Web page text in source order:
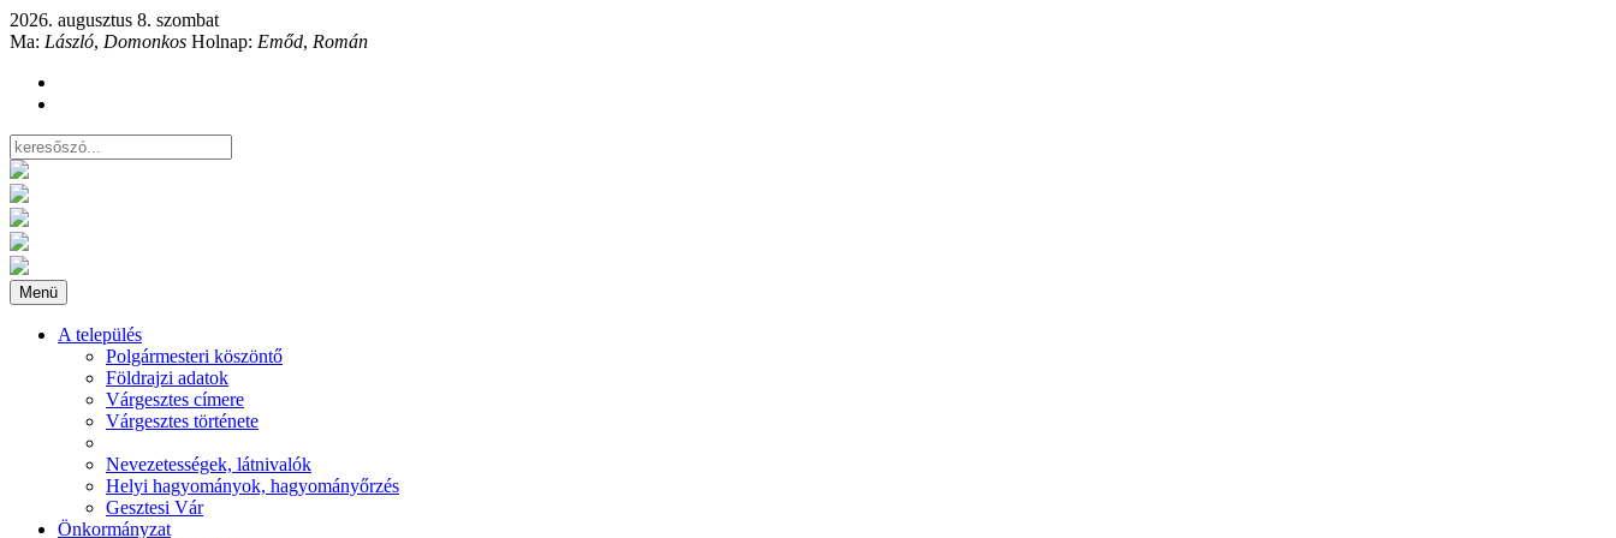
2026. augusztus 8. szombat
Ma: László, Domonkos Holnap: Emőd, Román
Menü
A település
Polgármesteri köszöntő
Földrajzi adatok
Várgesztes címere
Várgesztes története
Nevezetességek, látnivalók
Helyi hagyományok, hagyományőrzés
Gesztesi Vár
Önkormányzat